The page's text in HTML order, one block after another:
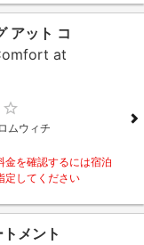
アット コ
at
ムウィチ
金を確認するには宿泊
定してください
メント